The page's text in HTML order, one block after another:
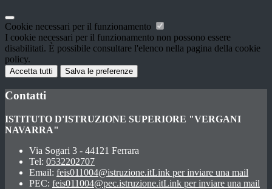
Cookie necessari per il funzionamento
I cookie necessari per il funzionamento non possono essere
disabilitati. È possibile consultare l'elenco nella pagina della cookie
policy.
Accetta tutti Salva le preferenze
Contatti
ISTITUTO D'ISTRUZIONE SUPERIORE "VERGANI
NAVARRA"
Via Sogari 3 - 44121 Ferrara
Tel: 0532202707
Email: feis011004@istruzione.itLink per inviare una mail
PEC: feis011004@pec.istruzione.itLink per inviare una mail